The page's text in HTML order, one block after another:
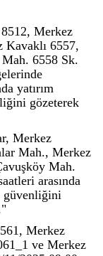
Merkez
Kavaklı 6557,
6558 Sk.
yatırım
gözeterek
Merkez
Mah., Merkez
Mah.
arasında
güvenliğini
Merkez
ve Merkez